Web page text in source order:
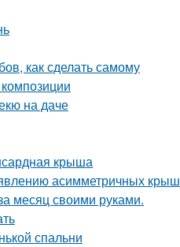
как сделать самому
на даче
крыша
асимметричных крыш
месяц своими руками.
спальни